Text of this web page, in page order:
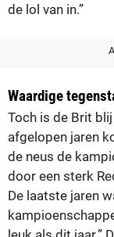
de lol van in.”
Waardige
Toch is de Brit
afgelopen jaren
de neus de
door een sterk
De laatste jaren